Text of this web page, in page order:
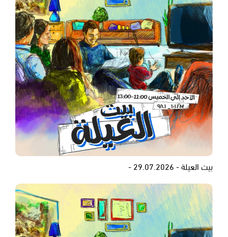
بيت العيلة - 29.07.2026 -